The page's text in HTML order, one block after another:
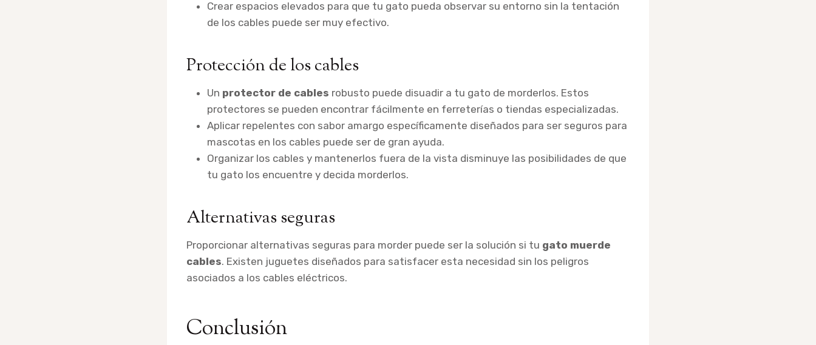
Crear espacios elevados para que tu gato pueda observar su entorno sin la tentación
de los cables puede ser muy efectivo.
Protección de los cables
Un protector de cables robusto puede disuadir a tu gato de morderlos. Estos
protectores se pueden encontrar fácilmente en ferreterías o tiendas especializadas.
Aplicar repelentes con sabor amargo específicamente diseñados para ser seguros para
mascotas en los cables puede ser de gran ayuda.
Organizar los cables y mantenerlos fuera de la vista disminuye las posibilidades de que
tu gato los encuentre y decida morderlos.
Alternativas seguras
Proporcionar alternativas seguras para morder puede ser la solución si tu gato muerde
cables. Existen juguetes diseñados para satisfacer esta necesidad sin los peligros
asociados a los cables eléctricos.
Conclusión